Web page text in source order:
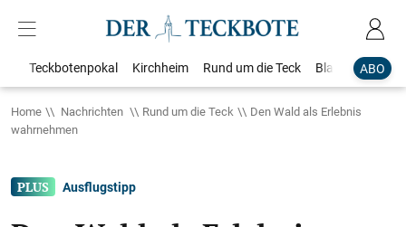
ABO
Teckbotenpokal Kirchheim Rund um die Teck Blaulicht
Home Nachrichten Rund um die Teck
Den Wald als Erlebnis
wahrnehmen
Ausflugstipp